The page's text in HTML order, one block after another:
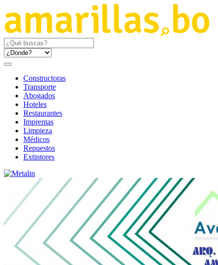
Constructoras
Transporte
Abogados
Hoteles
Restaurantes
Imprentas
Limpieza
Médicos
Repuestos
Extintores